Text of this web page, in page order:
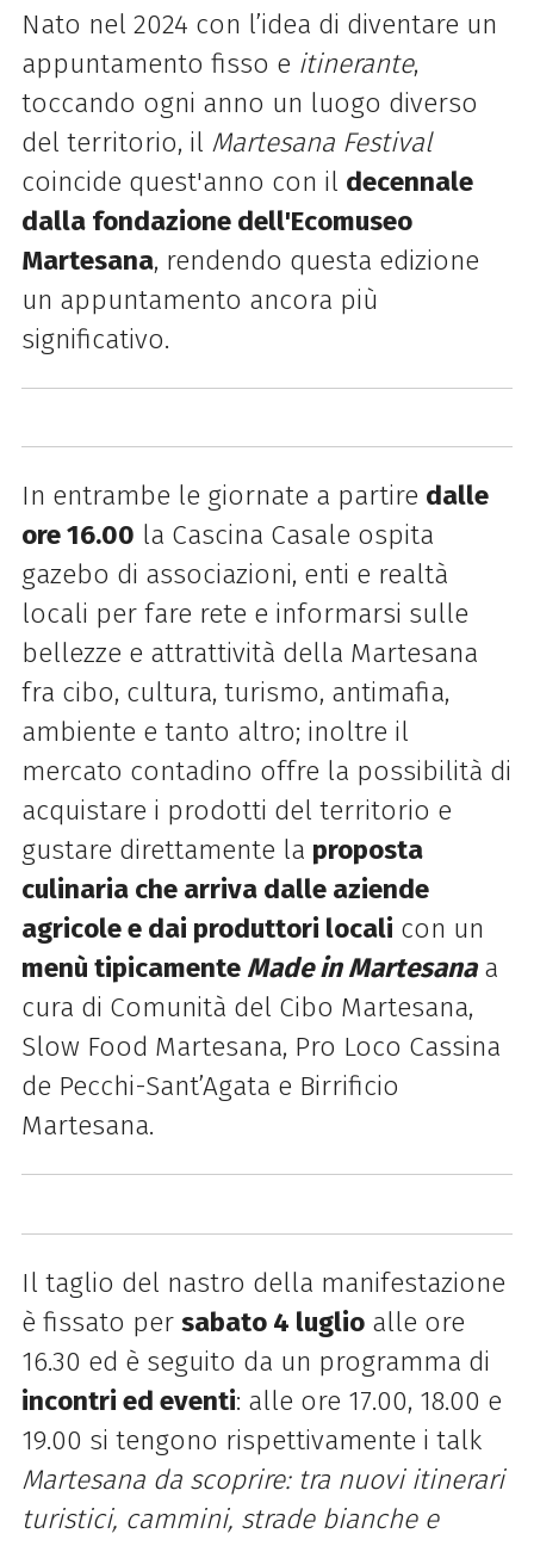
Nato nel 2024 con l’idea di diventare un
appuntamento fisso e itinerante,
toccando ogni anno un luogo diverso
del territorio, il Martesana Festival
coincide quest'anno con il decennale
dalla fondazione dell'Ecomuseo
Martesana, rendendo questa edizione
un appuntamento ancora più
significativo.
In entrambe le giornate a partire dalle
ore 16.00 la Cascina Casale ospita
gazebo di associazioni, enti e realtà
locali per fare rete e informarsi sulle
bellezze e attrattività della Martesana
fra cibo, cultura, turismo, antimafia,
ambiente e tanto altro; inoltre il
mercato contadino offre la possibilità di
acquistare i prodotti del territorio e
gustare direttamente la proposta
culinaria che arriva dalle aziende
agricole e dai produttori locali con un
menù tipicamente Made in Martesanaa
cura di Comunità del Cibo Martesana,
Slow Food Martesana, Pro Loco Cassina
de Pecchi-Sant’Agata e Birrificio
Martesana.
Il taglio del nastro della manifestazione
è fissato per sabato 4 luglioalle ore
16.30 ed è seguito da un programma di
incontri ed eventi: alle ore 17.00, 18.00 e
19.00 si tengono rispettivamente i talk
Martesana da scoprire: tra nuovi itinerari
turistici, cammini, strade bianche e